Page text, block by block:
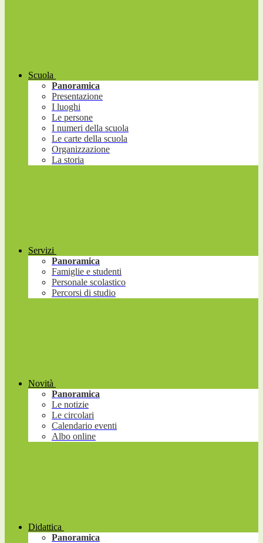
Scuola
Panoramica
Presentazione
I luoghi
Le persone
I numeri della scuola
Le carte della scuola
Organizzazione
La storia
Servizi
Panoramica
Famiglie e studenti
Personale scolastico
Percorsi di studio
Novità
Panoramica
Le notizie
Le circolari
Calendario eventi
Albo online
Didattica
Panoramica